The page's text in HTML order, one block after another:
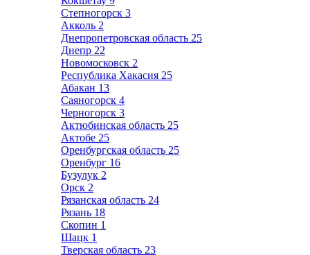
Степногорск 3
Акколь 2
Днепропетровская область 25
Днепр 22
Новомосковск 2
Республика Хакасия 25
Абакан 13
Саяногорск 4
Черногорск 3
Актюбинская область 25
Актобе 25
Оренбургская область 25
Оренбург 16
Бузулук 2
Орск 2
Рязанская область 24
Рязань 18
Скопин 1
Шацк 1
Тверская область 23